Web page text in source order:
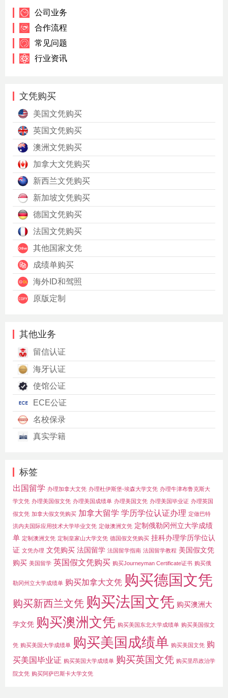
公司业务
合作流程
常见问题
行业资讯
文凭购买
美国文凭购买
英国文凭购买
澳洲文凭购买
加拿大文凭购买
新西兰文凭购买
新加坡文凭购买
德国文凭购买
法国文凭购买
其他国家文凭
成绩单购买
海外ID和驾照
原版定制
其他业务
留信认证
海牙认证
使馆公证
ECE公证
名校保录
真实学籍
标签
出国留学 办理加拿大文凭 办理杜伊斯堡-埃森大学文凭 办理牛津布鲁克斯大
学文凭 办理美国假文凭 办理美国成绩单 办理美国文凭 办理美国毕业证 办理英国
假文凭 加拿大假文凭购买 加拿大留学 学历学位认证办理 定做巴特
洪内夫国际应用技术大学毕业文凭 定做澳洲文凭 定制俄勒冈州立大学成绩
单 定制澳洲文凭 定制皇家山大学文凭 德国假文凭购买 挂科办理学历学位认
证 文凭办理 文凭购买 法国留学 法国留学指南 法国留学教程 美国假文凭
购买 美国留学 英国假文凭购买 购买Journeyman Certificate证书 购买俄
勒冈州立大学成绩单 购买加拿大文凭 购买德国文凭
购买新西兰文凭 购买法国文凭 购买澳洲大
学文凭 购买澳洲文凭 购买美国东北大学成绩单 购买美国假文
凭 购买美国大学成绩单 购买美国成绩单 购买美国文凭 购
买美国毕业证 购买英国大学成绩单 购买英国文凭 购买里昂政治学
院文凭 购买阿萨巴斯卡大学文凭